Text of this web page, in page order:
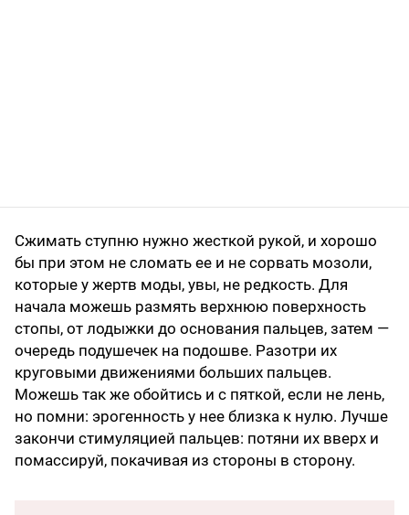
Сжимать ступню нужно жесткой рукой, и хорошо
бы при этом не сломать ее и не сорвать мозоли,
которые у жертв моды, увы, не редкость. Для
начала можешь размять верхнюю поверхность
стопы, от лодыжки до основания пальцев, затем —
очередь подушечек на подошве. Разотри их
круговыми движениями больших пальцев.
Можешь так же обойтись и с пяткой, если не лень,
но помни: эрогенность у нее близка к нулю. Лучше
закончи стимуляцией пальцев: потяни их вверх и
помассируй, покачивая из стороны в сторону.